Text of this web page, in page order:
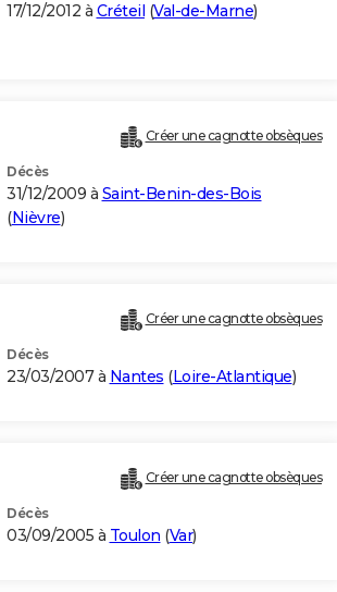
17/12/2012 à Créteil (Val-de-Marne)
Créer une cagnotte obsèques
Décès
31/12/2009 à Saint-Benin-des-Bois
(Nièvre)
Créer une cagnotte obsèques
Décès
23/03/2007 à Nantes (Loire-Atlantique)
Créer une cagnotte obsèques
Décès
03/09/2005 à Toulon (Var)